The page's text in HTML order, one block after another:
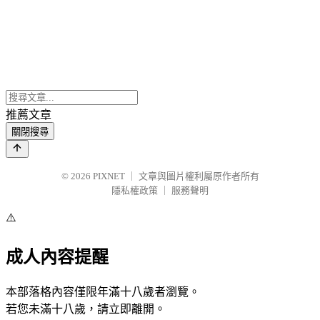
推薦文章
關閉搜尋
© 2026 PIXNET
文章與圖片權利屬原作者所有
隱私權政策
服務聲明
⚠️
成人內容提醒
本部落格內容僅限年滿十八歲者瀏覽。
若您未滿十八歲，請立即離開。